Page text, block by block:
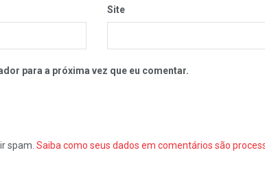
Site
para a próxima vez que eu comentar.
spam. Saiba como seus dados em comentários são